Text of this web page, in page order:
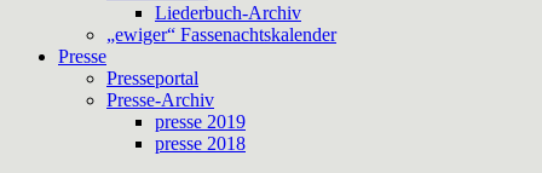
Liederbuch-Archiv
„ewiger“ Fassenachtskalender
Presse
Presseportal
Presse-Archiv
presse 2019
presse 2018